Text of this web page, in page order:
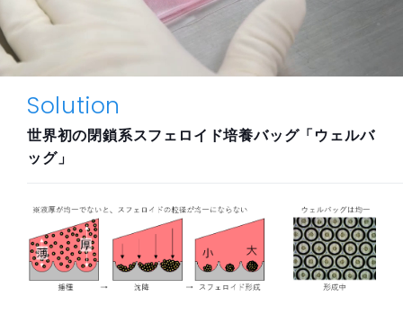
Solution
世界初の閉鎖系スフェロイド培養バッグ「ウェルバ
ッグ」